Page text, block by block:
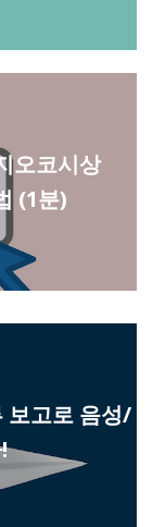
오코시상
(1분)
보고로 음성/